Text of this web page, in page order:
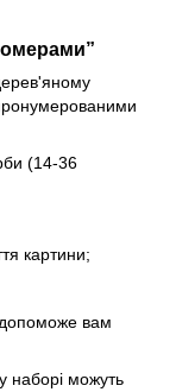
(14-36
картини;
допоможе вам
наборі можуть